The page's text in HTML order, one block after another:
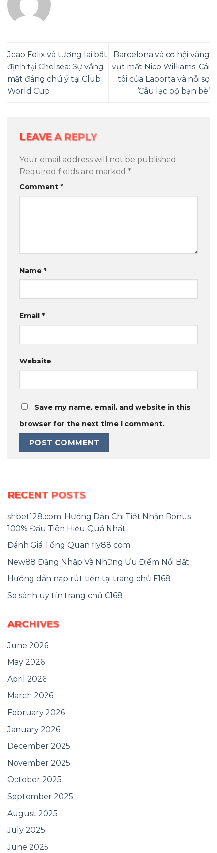
Joao Felix và tương lai bất
định tại Chelsea: Sự vắng
mặt đáng chú ý tại Club
World Cup
Barcelona và cơ hội vàng
vụt mất Nico Williams: Cái
tôi của Laporta và nỗi sợ
‘Câu lạc bộ bạn bè’
LEAVE A REPLY
Your email address will not be published.
Required fields are marked *
Comment *
Name *
Email *
Website
Save my name, email, and website in this
browser for the next time I comment.
RECENT POSTS
shbet128.com: Hướng Dẫn Chi Tiết Nhận Bonus
100% Đầu Tiên Hiệu Quả Nhất
Đánh Giá Tổng Quan fly88 com
New88 Đăng Nhập Và Những Ưu Điểm Nổi Bật
Hướng dẫn nạp rút tiền tại trang chủ F168
So sánh uy tín trang chủ C168
ARCHIVES
June 2026
May 2026
April 2026
March 2026
February 2026
January 2026
December 2025
November 2025
October 2025
September 2025
August 2025
July 2025
June 2025